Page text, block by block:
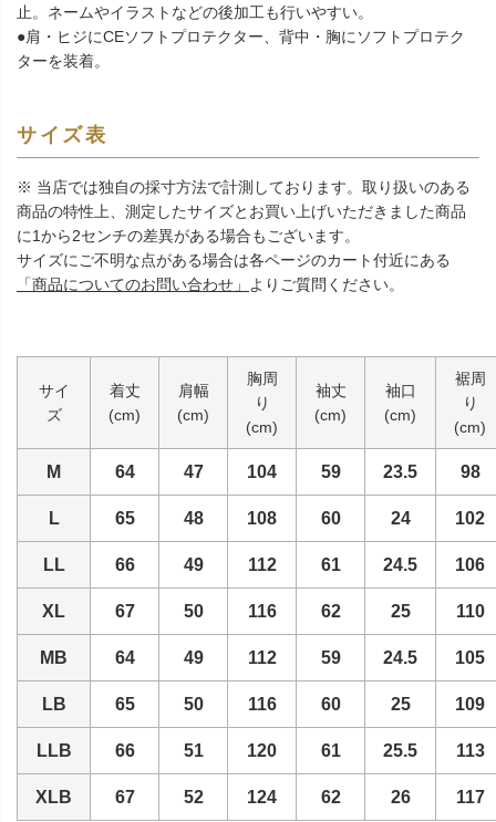
止。ネームやイラストなどの後加工も行いやすい。
●肩・ヒジにCEソフトプロテクター、背中・胸にソフトプロテク
ターを装着。
サイズ表
※ 当店では独自の採寸方法で計測しております。取り扱いのある
商品の特性上、測定したサイズとお買い上げいただきました商品
に1から2センチの差異がある場合もございます。
サイズにご不明な点がある場合は各ページのカート付近にある
「商品についてのお問い合わせ」
よりご質問ください。
サイ
ズ
着丈
(cm)
肩幅
(cm)
胸周
り
(cm)
袖丈
(cm)
袖口
(cm)
裾周
り
(cm)
M 64 47 104 59 23.5 98
L 65 48 108 60 24 102
LL 66 49 112 61 24.5 106
XL 67 50 116 62 25 110
MB 64 49 112 59 24.5 105
LB 65 50 116 60 25 109
LLB 66 51 120 61 25.5 113
XLB 67 52 124 62 26 117